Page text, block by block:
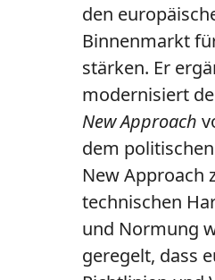
den
Binnenmarkt
stärken. Er
modernisiert
New Approach
dem
New Approach
technischen
und Normung
geregelt, dass